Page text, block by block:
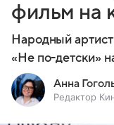
фильм на
Народный
«Не по-детски»
Анна
Редактор